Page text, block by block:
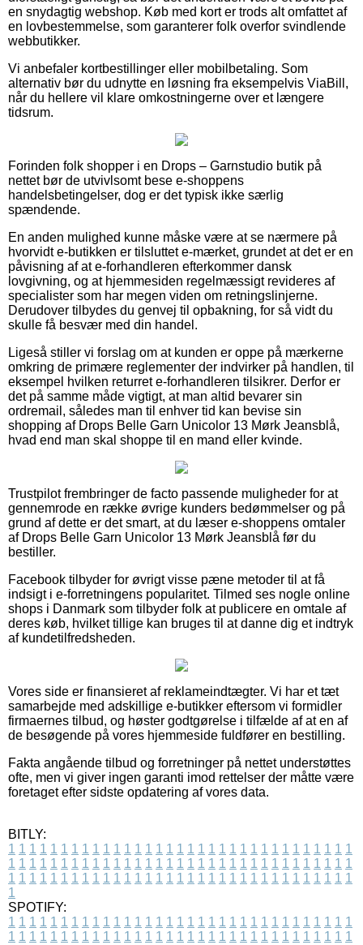
en snydagtig webshop. Køb med kort er trods alt omfattet af
en lovbestemmelse, som garanterer folk overfor svindlende
webbutikker.
Vi anbefaler kortbestillinger eller mobilbetaling. Som
alternativ bør du udnytte en løsning fra eksempelvis ViaBill,
når du hellere vil klare omkostningerne over et længere
tidsrum.
Forinden folk shopper i en Drops – Garnstudio butik på
nettet bør de utvivlsomt bese e-shoppens
handelsbetingelser, dog er det typisk ikke særlig
spændende.
En anden mulighed kunne måske være at se nærmere på
hvorvidt e-butikken er tilsluttet e-mærket, grundet at det er en
påvisning af at e-forhandleren efterkommer dansk
lovgivning, og at hjemmesiden regelmæssigt revideres af
specialister som har megen viden om retningslinjerne.
Derudover tilbydes du genvej til opbakning, for så vidt du
skulle få besvær med din handel.
Ligeså stiller vi forslag om at kunden er oppe på mærkerne
omkring de primære reglementer der indvirker på handlen, til
eksempel hvilken returret e-forhandleren tilsikrer. Derfor er
det på samme måde vigtigt, at man altid bevarer sin
ordremail, således man til enhver tid kan bevise sin
shopping af Drops Belle Garn Unicolor 13 Mørk Jeansblå,
hvad end man skal shoppe til en mand eller kvinde.
Trustpilot frembringer de facto passende muligheder for at
gennemrode en række øvrige kunders bedømmelser og på
grund af dette er det smart, at du læser e-shoppens omtaler
af Drops Belle Garn Unicolor 13 Mørk Jeansblå før du
bestiller.
Facebook tilbyder for øvrigt visse pæne metoder til at få
indsigt i e-forretningens popularitet. Tilmed ses nogle online
shops i Danmark som tilbyder folk at publicere en omtale af
deres køb, hvilket tillige kan bruges til at danne dig et indtryk
af kundetilfredsheden.
Vores side er finansieret af reklameindtægter. Vi har et tæt
samarbejde med adskillige e-butikker eftersom vi formidler
firmaernes tilbud, og høster godtgørelse i tilfælde af at en af
de besøgende på vores hjemmeside fuldfører en bestilling.
Fakta angående tilbud og forretninger på nettet understøttes
ofte, men vi giver ingen garanti imod rettelser der måtte være
foretaget efter sidste opdatering af vores data.
BITLY:
1 1 1 1 1 1 1 1 1 1 1 1 1 1 1 1 1 1 1 1 1 1 1 1 1 1 1 1 1 1 1 1 1
1 1 1 1 1 1 1 1 1 1 1 1 1 1 1 1 1 1 1 1 1 1 1 1 1 1 1 1 1 1 1 1 1
1 1 1 1 1 1 1 1 1 1 1 1 1 1 1 1 1 1 1 1 1 1 1 1 1 1 1 1 1 1 1 1 1
1
SPOTIFY:
1 1 1 1 1 1 1 1 1 1 1 1 1 1 1 1 1 1 1 1 1 1 1 1 1 1 1 1 1 1 1 1 1
1 1 1 1 1 1 1 1 1 1 1 1 1 1 1 1 1 1 1 1 1 1 1 1 1 1 1 1 1 1 1 1 1